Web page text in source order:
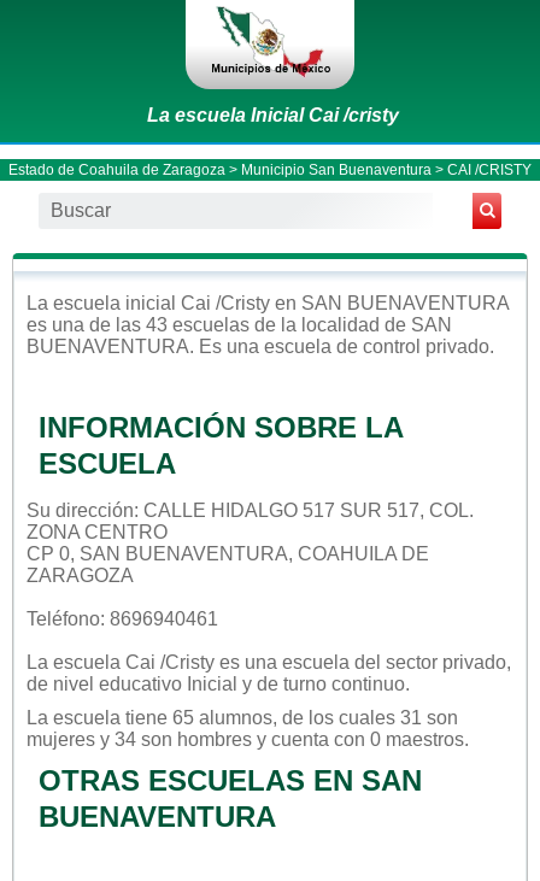
La escuela Inicial Cai /cristy
Estado de Coahuila de Zaragoza > Municipio San Buenaventura > CAI /CRISTY
La escuela inicial Cai /cristy en SAN BUENAVENTURA
es una de las 43 escuelas de la localidad de SAN
BUENAVENTURA. Es una escuela de control privado.
INFORMACIÓN SOBRE LA
ESCUELA
Su dirección: CALLE HIDALGO 517 SUR 517, COL.
ZONA CENTRO
CP 0, SAN BUENAVENTURA, COAHUILA DE
ZARAGOZA
Teléfono: 8696940461
La escuela Cai /cristy es una escuela del sector privado,
de nivel educativo Inicial y de turno continuo.
La escuela tiene 65 alumnos, de los cuales 31 son
mujeres y 34 son hombres y cuenta con 0 maestros.
OTRAS ESCUELAS EN SAN
BUENAVENTURA